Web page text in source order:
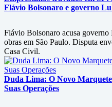
Flávio Bolsonaro e governo
Flávio Bolsonaro acusa governo
obras em São Paulo. Disputa
Casa Civil.
Duda Lima: O Novo
Suas Operações